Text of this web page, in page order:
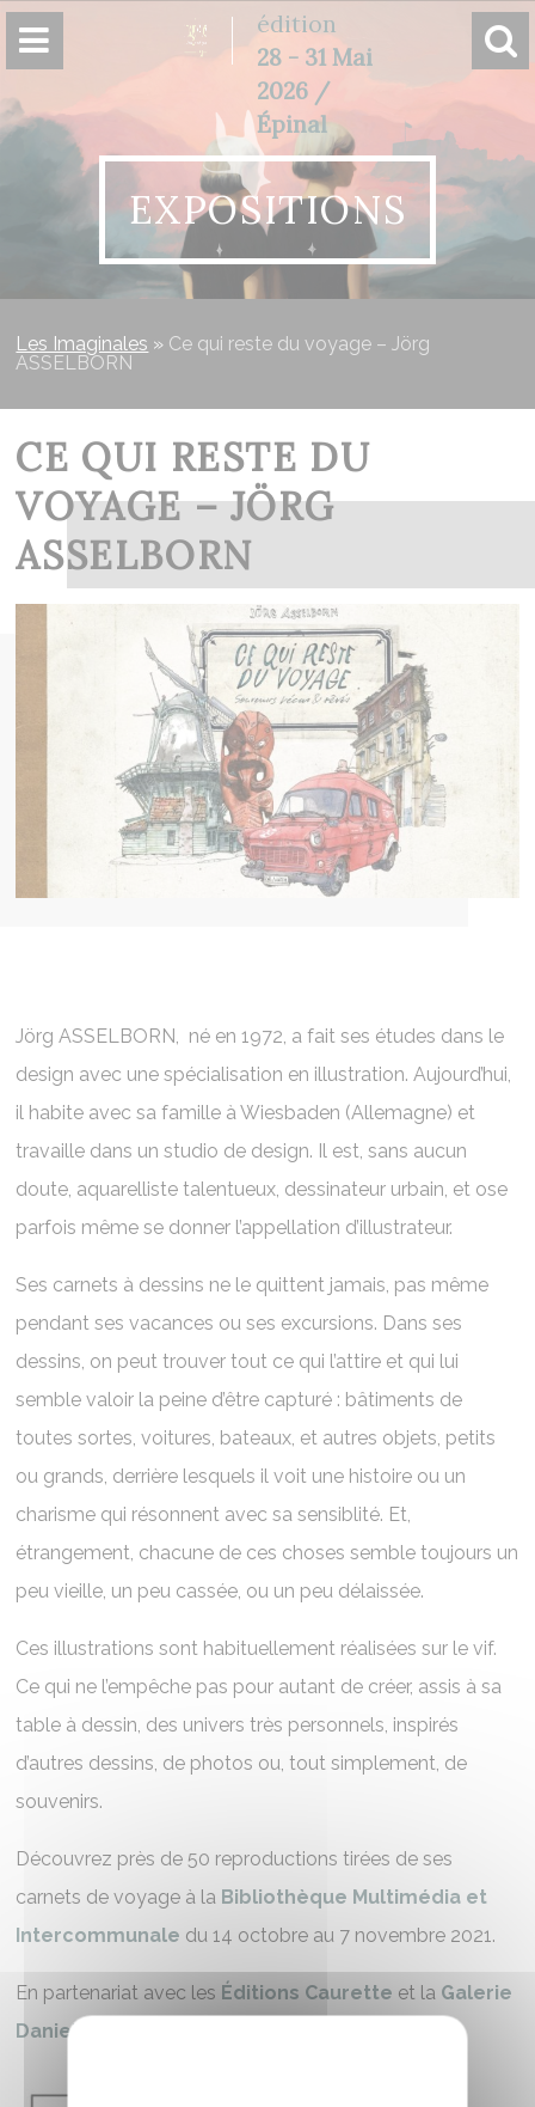
édition
28 - 31 Mai
2026 /
Épinal
EXPOSITIONS
Les Imaginales » Ce qui reste du voyage – Jörg
ASSELBORN
CE QUI RESTE DU
VOYAGE – JÖRG
ASSELBORN
Jörg ASSELBORN,
né en 1972, a fait ses études dans le
design avec une spécialisation en illustration. Aujourd’hui,
il habite avec sa famille à Wiesbaden (Allemagne) et
travaille dans un studio de design. Il est, sans aucun
doute, aquarelliste talentueux, dessinateur urbain, et ose
parfois même se donner l’appellation d’illustrateur.
Ses carnets à dessins ne le quittent jamais, pas même
pendant ses vacances ou ses excursions. Dans ses
dessins, on peut trouver tout ce qui l’attire et qui lui
semble valoir la peine d’être capturé : bâtiments de
toutes sortes, voitures, bateaux, et autres objets, petits
ou grands, derrière lesquels il voit une histoire ou un
charisme qui résonnent avec sa sensiblité. Et,
étrangement, chacune de ces choses semble toujours un
peu vieille, un peu cassée, ou un peu délaissée.
Ces illustrations sont habituellement réalisées sur le vif.
Ce qui ne l’empêche pas pour autant de créer, assis à sa
table à dessin, des univers très personnels, inspirés
d’autres dessins, de photos ou, tout simplement, de
souvenirs.
Découvrez près de 50 reproductions tirées de ses
carnets de voyage à la Bibliothèque Multimédia et
Intercommunale du 14 octobre au 7 novembre 2021.
En partenariat avec les Éditions Caurette et la Galerie
Daniel Maghen
Panneau de gestion des cookies